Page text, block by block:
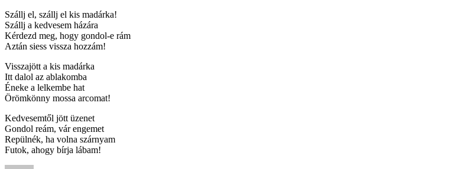
Szállj el, szállj el kis madárka!
Szállj a kedvesem házára
Kérdezd meg, hogy gondol-e rám
Aztán siess vissza hozzám!
Visszajött a kis madárka
Itt dalol az ablakomba
Éneke a lelkembe hat
Örömkönny mossa arcomat!
Kedvesemtől jött üzenet
Gondol reám, vár engemet
Repülnék, ha volna szárnyam
Futok, ahogy bírja lábam!